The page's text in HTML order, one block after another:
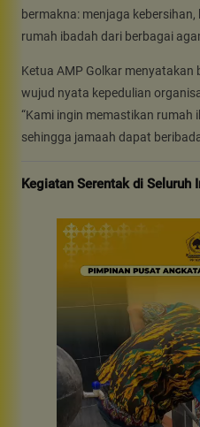
bermakna: menjaga
rumah ibadah dari berbagai
Ketua AMP Golkar menyatakan
wujud nyata kepedulian
“Kami ingin memastikan rumah
sehingga jamaah dapat
Kegiatan Serentak di Seluruh